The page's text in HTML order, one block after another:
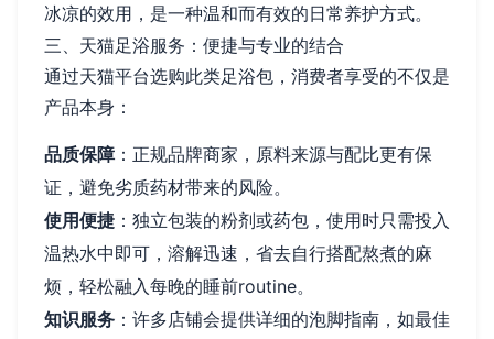
冰凉的效用，是一种温和而有效的日常养护方式。
三、天猫足浴服务：便捷与专业的结合
通过天猫平台选购此类足浴包，消费者享受的不仅是
产品本身：
品质保障：正规品牌商家，原料来源与配比更有保
证，避免劣质药材带来的风险。
使用便捷 ：独立包装的粉剂或药包，使用时只需投入
温热水中即可，溶解迅速，省去自行搭配熬煮的麻
烦，轻松融入每晚的睡前routine。
知识服务 ：许多店铺会提供详细的泡脚指南，如最佳